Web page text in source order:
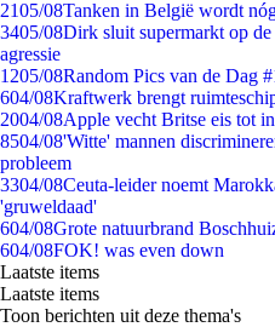
2105/08Tanken in België wordt
3405/08Dirk sluit supermarkt op
agressie
1205/08Random Pics van de Dag
604/08Kraftwerk brengt
2004/08Apple vecht Britse eis tot
8504/08'Witte' mannen
probleem
3304/08Ceuta-leider noemt
'gruweldaad'
604/08Grote natuurbrand
604/08FOK! was even down
Laatste items
Laatste items
Toon berichten uit deze thema's